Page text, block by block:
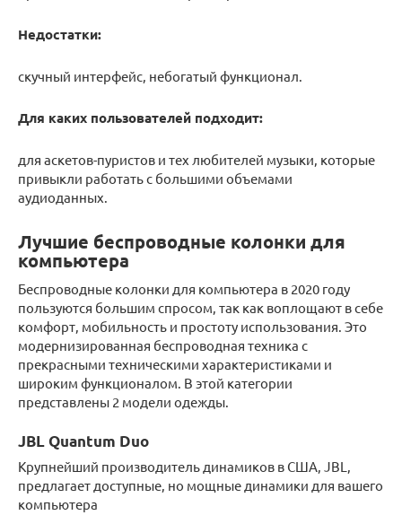
Недостатки:
скучный интерфейс, небогатый функционал.
Для каких пользователей подходит:
для аскетов-пуристов и тех любителей музыки, которые
привыкли работать с большими объемами
аудиоданных.
Лучшие беспроводные колонки для
компьютера
Беспроводные колонки для компьютера в 2020 году
пользуются большим спросом, так как воплощают в себе
комфорт, мобильность и простоту использования. Это
модернизированная беспроводная техника с
прекрасными техническими характеристиками и
широким функционалом. В этой категории
представлены 2 модели одежды.
JBL Quantum Duo
Крупнейший производитель динамиков в США, JBL,
предлагает доступные, но мощные динамики для вашего
компьютера